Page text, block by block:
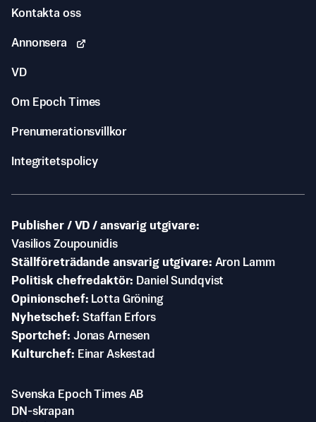
Kontakta oss
Annonsera
VD
Om Epoch Times
Prenumerationsvillkor
Integritetspolicy
Publisher / VD / ansvarig utgivare
Vasilios Zoupounidis
Ställföreträdande ansvarig utgivare Aron Lamm
Politisk chefredaktör
Daniel Sundqvist
Opinionschef
Lotta Gröning
Nyhetschef Staffan Erfors
Sportchef Jonas Arnesen
Kulturchef
Einar Askestad
Svenska Epoch Times AB
DN-skrapan